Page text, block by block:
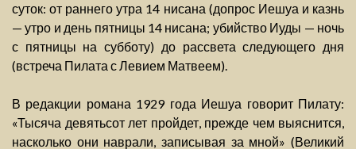
суток: от раннего утра 14 нисана (допрос Иешуа и казнь
— утро и день пятницы 14 нисана; убийство Иуды — ночь
с пятницы на субботу) до рассвета следующего дня
(встреча Пилата с Левием Матвеем).
В редакции романа 1929 года Иешуа говорит Пилату:
«Тысяча девятьсот лет пройдет, прежде чем выяснится,
насколько они наврали, записывая за мной» (Великий